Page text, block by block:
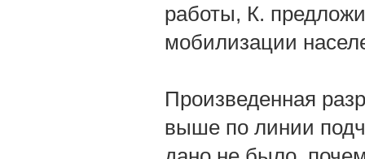
работы, К.
мобилизации
Произведенная
выше по линии